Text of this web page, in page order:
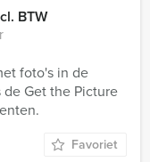
BTW
foto's in de
Get the Picture
Favoriet